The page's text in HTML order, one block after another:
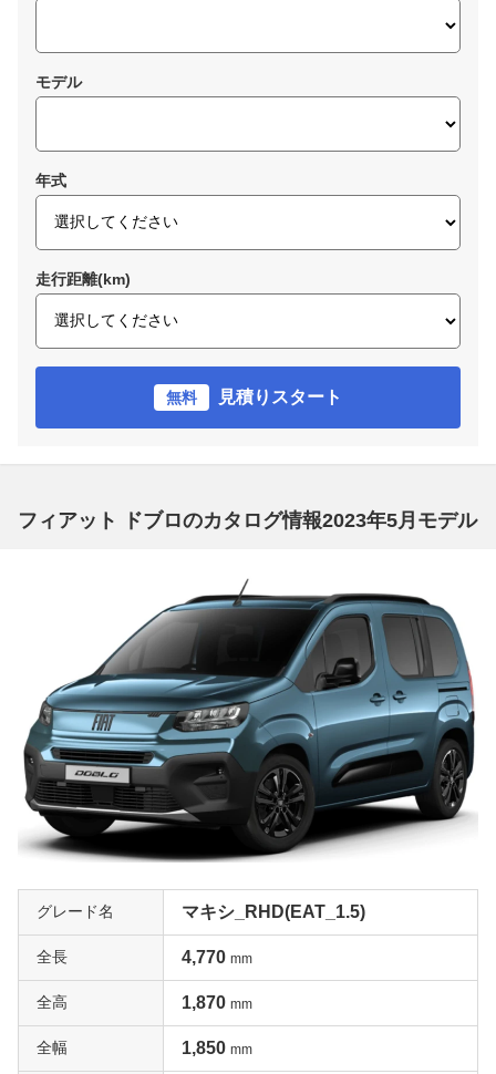
モデル
年式
走行距離(km)
無料 見積りスタート
フィアット ドブロのカタログ情報2023年5月モデル
グレード名 マキシ_RHD(EAT_1.5)
全長 4,770 mm
全高 1,870 mm
全幅 1,850 mm